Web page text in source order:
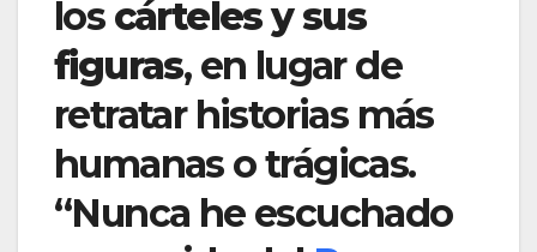
los cárteles y sus
figuras, en lugar de
retratar historias más
humanas o trágicas.
“Nunca he escuchado